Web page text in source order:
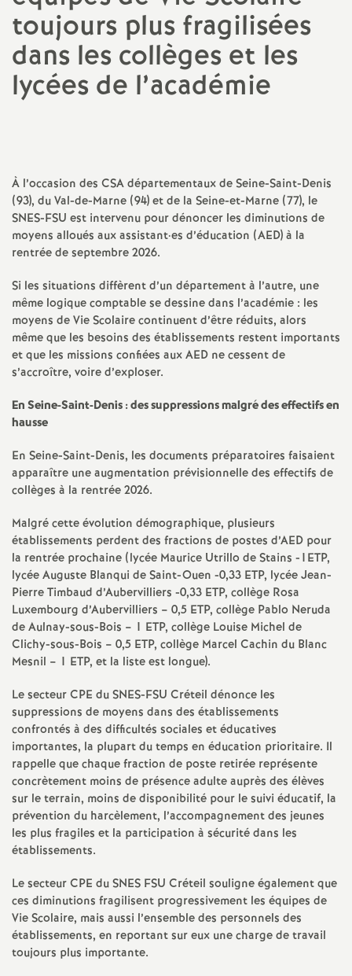
a
t
n
a
l
d
e
s
n
s
e
i
g
n
e
m
e
n
t
s
toujours plus fragilisées
dans les collèges et les
lycées de l’académie
À l’occasion des CSAdépartementaux de Seine-Saint-Denis
(93), du Val-de-Marne (94) et de la Seine-et-Marne (77), le
SNES-FSU est intervenu pour dénoncer les diminutions de
moyens alloués aux assistant·es d’éducation (AED) à la
rentrée de septembre 2026.
Si les situations diffèrent d’un département à l’autre, une
même logique comptable se dessine dans l’académie : les
moyens de Vie Scolaire continuent d’être réduits, alors
même que les besoins des établissements restent importants
et que les missions confiées auxAED ne cessent de
s’accroître, voire d’exploser.
En Seine-Saint-Denis : des suppressions malgré des effectifs en
hausse
En Seine-Saint-Denis, les documents préparatoires faisaient
apparaître une augmentation prévisionnelle des effectifs de
collèges à la rentrée 2026.
Malgré cette évolution démographique, plusieurs
établissements perdent des fractions de postes d’AED pour
la rentrée prochaine (lycée Maurice Utrillo de Stains -1ETP,
lycée Auguste Blanqui de Saint-Ouen -0,33 ETP, lycée Jean-
Pierre Timbaud d’Aubervilliers -0,33 ETP, collège Rosa
Luxembourg d’Aubervilliers – 0,5 ETP, collège Pablo Neruda
de Aulnay-sous-Bois – 1 ETP, collège Louise Michel de
Clichy-sous-Bois – 0,5 ETP, collège Marcel Cachin du Blanc
Mesnil – 1 ETP, et la liste est longue).
Le secteurCPE duSNES-FSU Créteil dénonce les
suppressions de moyens dans des établissements
confrontés à des difficultés sociales et éducatives
importantes, la plupart du temps en éducation prioritaire. Il
rappelle que chaque fraction de poste retirée représente
concrètement moins de présence adulte auprès des élèves
sur le terrain, moins de disponibilité pour le suivi éducatif, la
prévention du harcèlement, l’accompagnement des jeunes
les plus fragiles et la participation à sécurité dans les
établissements.
Le secteurCPE duSNES FSU Créteil souligne également que
ces diminutions fragilisent progressivement les équipes de
Vie Scolaire, mais aussi l’ensemble des personnels des
établissements, en reportant sur eux une charge de travail
toujours plus importante.